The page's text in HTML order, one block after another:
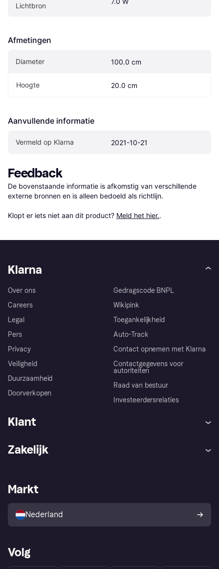
Lichtbron
Afmetingen
Diameter 100.0 cm
Hoogte 20.0 cm
Aanvullende informatie
Vermeld op Klarna 2021-10-21
Feedback
De bovenstaande informatie is afkomstig van verschillende
externe bronnen en is alleen bedoeld als richtlijn.
Klopt er iets niet aan dit product? Meld het hier..
Klarna
Over ons
Careers
Legal
Pers
Privacy
Veiligheid
Duurzaamheid
Doorverkopen
Gedragscode BNPL
Wikipink
Toegankelijkheid
Auto-Track
Contact opnemen met Klarna
Contactgegevens voor
autoriteiten
Raad van bestuur
Investeerdersrelaties
Klant
Winkeloverzicht
Kopersbescherming voor
consumenten
Zakelijk
Zakelijke login
Markt
Nederland
Volg